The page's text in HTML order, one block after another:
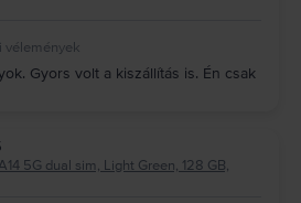
vélemények
Gyors volt a kiszállítás is. Én csak
5G dual sim, Light Green, 128 GB,